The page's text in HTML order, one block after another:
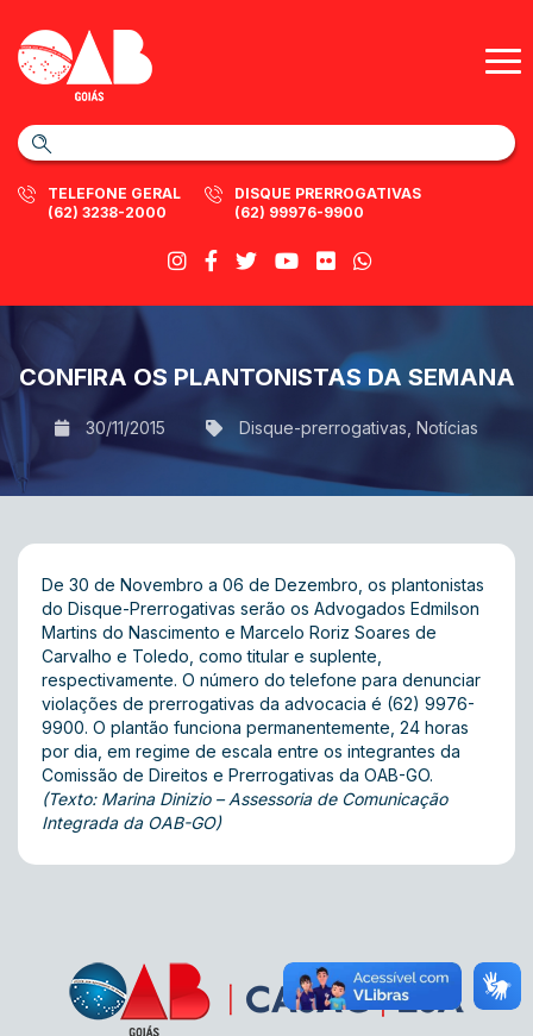
TELEFONE GERAL
(62) 3238-2000
DISQUE PRERROGATIVAS
(62) 99976-9900
CONFIRA OS PLANTONISTAS DA SEMANA
30/11/2015 Disque-prerrogativas Notícias
De 30 de Novembro a 06 de Dezembro, os plantonistas
do Disque-Prerrogativas serão os Advogados Edmilson
Martins do Nascimento e Marcelo Roriz Soares de
Carvalho e Toledo, como titular e suplente,
respectivamente. O número do telefone para denunciar
violações de prerrogativas da advocacia é (62) 9976-
9900. O plantão funciona permanentemente, 24 horas
por dia, em regime de escala entre os integrantes da
Comissão de Direitos e Prerrogativas da OAB-GO.
(Texto: Marina Dinizio – Assessoria de Comunicação
Integrada da OAB-GO)